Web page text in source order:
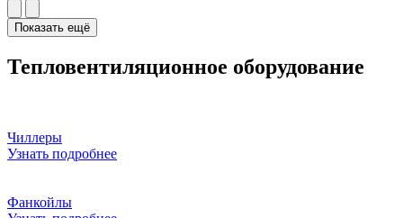
Показать ещё
Тепловентиляционное оборудование
Чиллеры
Узнать подробнее
Фанкойлы